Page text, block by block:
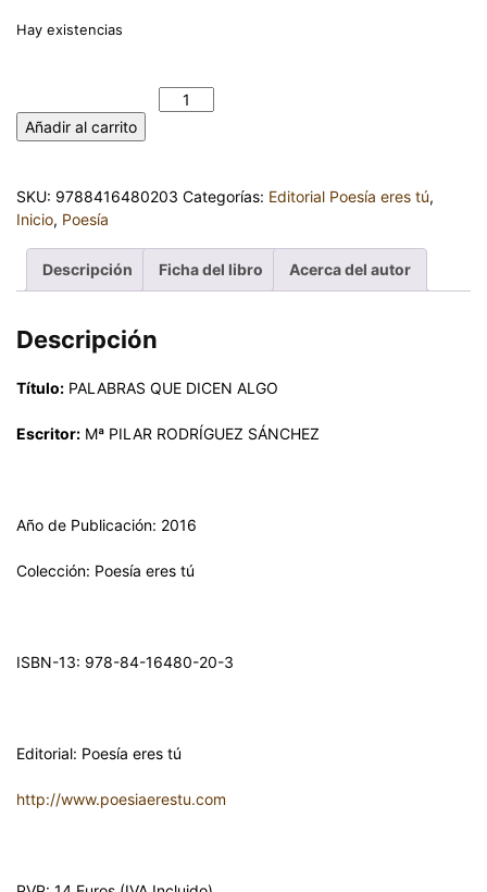
Hay existencias
Añadir al carrito
SKU: 9788416480203 Categorías: Editorial Poesía eres tú,
Inicio, Poesía
Descripción Ficha del libro Acerca del autor
Descripción
Título: PALABRAS QUE DICEN ALGO
Escritor: Mª PILAR RODRÍGUEZ SÁNCHEZ
Año de Publicación: 2016
Colección: Poesía eres tú
ISBN-13: 978-84-16480-20-3
Editorial: Poesía eres tú
http://www.poesiaerestu.com